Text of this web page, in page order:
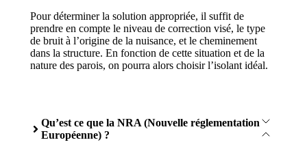
Pour déterminer la solution appropriée, il suffit de
prendre en compte le niveau de correction visé, le type
de bruit à l’origine de la nuisance, et le cheminement
dans la structure. En fonction de cette situation et de la
nature des parois, on pourra alors choisir l’isolant idéal.
Qu’est ce que la NRA (Nouvelle réglementation
Européenne) ?